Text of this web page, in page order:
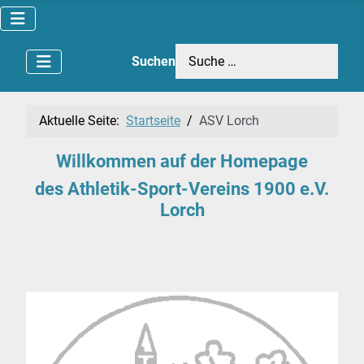
Suchen
Aktuelle Seite: Startseite ASV Lorch
Willkommen auf der Homepage
des Athletik-Sport-Vereins 1900 e.V.
Lorch